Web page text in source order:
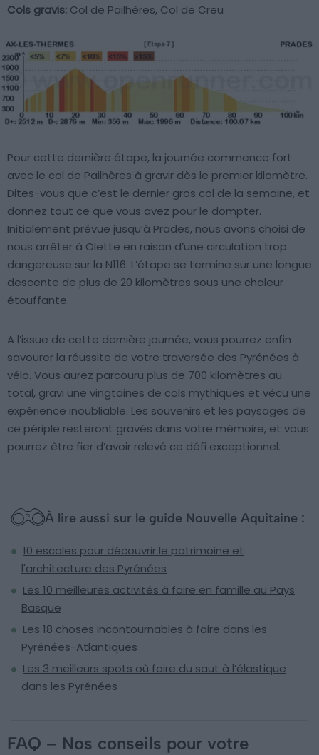
Cols gravis: Col de Pailhères, Col de Creu
Pour cette dernière étape, la journée commence fort
avec le col de Pailhères à gravir dès le premier kilomètre.
Dites-vous que c’est le dernier gros col de la semaine, et
donnez tout ce que vous avez pour le dompter.
Initialement prévue jusqu’à Prades, nous avons choisi de
nous arrêter à Olette en raison d’une circulation trop
dangereuse sur la N116. L’étape se termine sur une longue
descente de plus de 20 kilomètres sous une chaleur
étouffante.
A l’issue de cette dernière journée, vous pourrez enfin
savourer la réussite de votre traversée des Pyrénées à
vélo. Vous aurez parcouru plus de 700 kilomètres au
total, gravi une vingtaines de cols mythiques et vécu une
expérience inoubliable. Les souvenirs et les paysages de
ce périple resteront gravés dans votre mémoire, et vous
pourrez être fier d’avoir relevé ce défi exceptionnel.
À lire aussi sur le guide Nouvelle Aquitaine :
10 escales pour découvrir le patrimoine et
l'architecture des Pyrénées
Les 10 meilleures activités à faire en famille au Pays
Basque
Les 18 choses incontournables à faire dans les
Pyrénées-Atlantiques
Les 3 meilleurs spots où faire du saut à l’élastique
dans les Pyrénées
FAQ – Nos conseils pour votre